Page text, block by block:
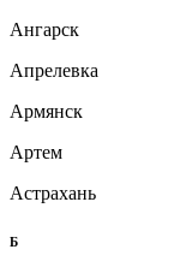
Ангарск
Апрелевка
Армянск
Артем
Астрахань
Б